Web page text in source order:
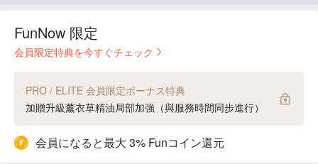
FunNow 限定
会員限定特典を今すぐチェック
PRO / ELITE 会員限定ボーナス特典
加贈升級薰衣草精油局部加強（與服務時間同步進行）
会員になると最大 3% Funコイン還元